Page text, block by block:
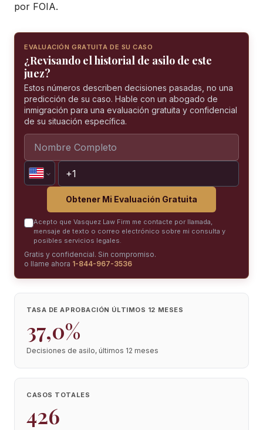
por FOIA.
EVALUACIÓN GRATUITA DE SU CASO
¿Revisando el historial de asilo de este
juez?
Estos números describen decisiones pasadas, no una
predicción de su caso. Hable con un abogado de
inmigración para una evaluación gratuita y confidencial
de su situación específica.
Obtener Mi Evaluación Gratuita
Acepto que Vasquez Law Firm me contacte por llamada,
mensaje de texto o correo electrónico sobre mi consulta y
posibles servicios legales.
Gratis y confidencial. Sin compromiso.
o llame ahora 1-844-967-3536
TASA DE APROBACIÓN ÚLTIMOS 12 MESES
37,0%
Decisiones de asilo, últimos 12 meses
CASOS TOTALES
426